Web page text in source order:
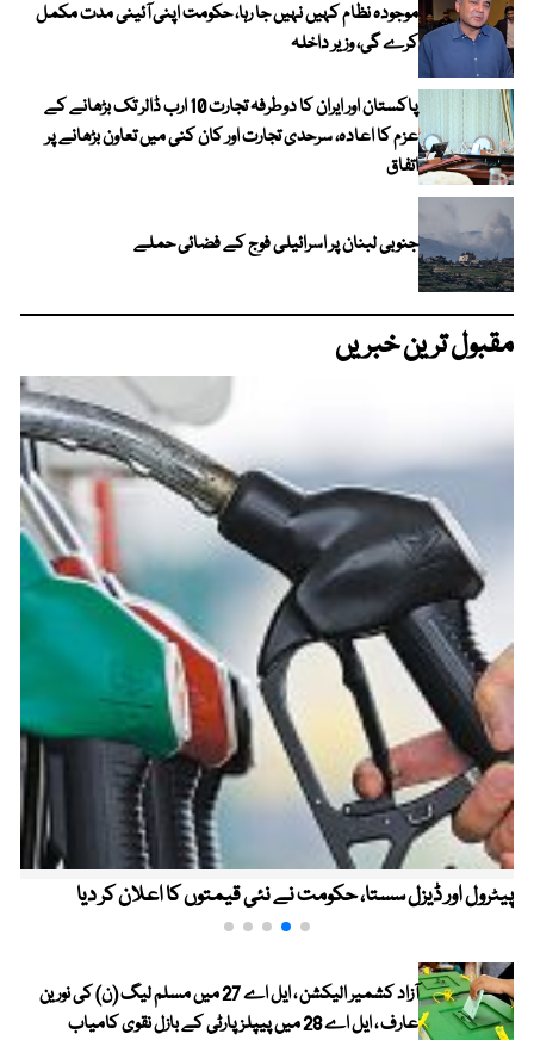
موجودہ نظام کہیں نہیں جا رہا، حکومت اپنی آئینی مدت مکمل
کرے گی، وزیر داخلہ
پاکستان اور ایران کا دوطرفہ تجارت 10 ارب ڈالر تک بڑھانے کے
عزم کا اعادہ، سرحدی تجارت اور کان کنی میں تعاون بڑھانے پر
اتفاق
جنوبی لبنان پر اسرائیلی فوج کے فضائی حملے
مقبول ترین خبریں
پیٹرول اور ڈیزل سستا، حکومت نے نئی قیمتوں کا اعلان کر دیا
آزاد کشمیر الیکشن ، ایل اے 27 میں مسلم لیگ (ن) کی نورین
عارف ، ایل اے 28 میں پیپلز پارٹی کے بازل نقوی کامیاب